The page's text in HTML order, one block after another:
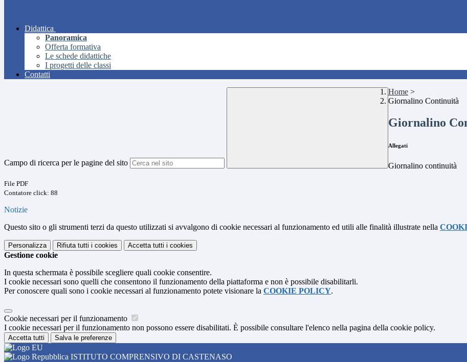
Didattica
Panoramica
Offerta formativa
Le schede didattiche
I progetti delle classi
Contatti
Campo di ricerca per le pagine del sito
Home >
Giornalino Continuità
Giornalino
Allegati
Giornalino continuità
File PDF
Contatore click: 88
Notizie
Questo sito o gli strumenti terzi da questo utilizzati si avvalgono di cookie necessari al funzionamento ed utili alle finalità illustrate nella
Personalizza Rifiuta tutti i cookies Accetta tutti i cookies
Gestione cookie
In questa schermata è possibile scegliere quali cookie consentire.
I cookie necessari sono quelli che consentono il funzionamento della piattaforma e non è possibile disabilitarli.
Per conoscere quali sono i cookie necessari al funzionamento potete visionare la COOKIE POLICY.
Cookie necessari per il funzionamento
I cookie necessari per il funzionamento non possono essere disabilitati. È possibile consultare l'elenco nella pagina della cookie policy.
Accetta tutti Salva le preferenze
ISTITUTO COMPRENSIVO DI CASTENASO